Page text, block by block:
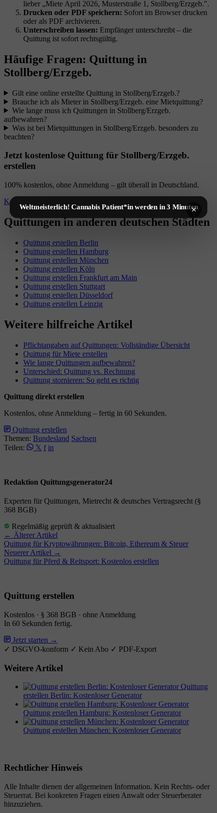
lieber „Miete April 2026, Musterstraße 1, Stollberg/Erzgeb.".
Drucken oder PDF speichern: Sofort im Browser drucken
oder als PDF archivieren.
Unterschreiben lassen: Empfänger unterschreibt – die
Quittung ist sofort rechtsgültig.
Häufige Fragen: Quittung in
Stollberg/Erzgeb.
Gilt eine online erstellte Quittung in Stollberg/Erzgeb.?
Brauche ich als Mieter in Stollberg/Erzgeb. eine Mietquittung?
Wie lange muss ich Quittungen in Stollberg/Erzgeb.
aufbewahren?
Was ist bei Mietquittungen in Stollberg/Erzgeb. besonders zu
beachten?
Jetzt kostenlose Quittung für Stollberg/Erzgeb.
erstellen
100% kostenlos, ohne Anmeldung – gilt überall in Deutschland.
Kostenloser Quittungsgenerator →
Quittungen in anderen deutschen Städten
Quittung erstellen Berlin
Quittung erstellen Hamburg
Quittung erstellen München
Quittung erstellen Köln
Quittung erstellen Frankfurt am Main
Quittung erstellen Stuttgart
Quittung erstellen Düsseldorf
Quittung erstellen Leipzig
Weitere hilfreiche Artikel
Pflichtangaben auf Quittungen: Vollständige Übersicht
Quittung für Miete erstellen
Wie lange Quittungen aufbewahren?
Unterschied: Quittung vs. Rechnung
Quittung stornieren: So geht es richtig
Quittung direkt erstellen
Kostenlos, ohne Anmeldung – fertig in 60 Sekunden.
Quittung erstellen
Themen: Bundesland Sachsen
Teilen:
𝕏 f in
Redaktion Quittungsgenerator24
Experten für Quittungen, Mietrecht & deutsches Vertragsrecht (§
368 BGB)
Regelmäßig geprüft & aktualisiert
← Älterer Artikel
Quittung für Kryptowährungen: Bitcoin, Ethereum & Steuer
Neuerer Artikel →
Quittung für Pferd & Reitsport: Kostenlos erstellen
Quittung erstellen
Kostenlos · § 368 BGB · ohne Anmeldung
In 60 Sekunden fertig.
Jetzt starten →
✓ DSGVO-konform ✓ Kein Abo ✓ PDF-Export
Weitere Artikel
Quittung
erstellen Berlin: Kostenloser Generator
Quittung erstellen Hamburg: Kostenloser Generator
Quittung erstellen München: Kostenloser Generator
Rechtlicher Hinweis
Alle Inhalte dienen der allgemeinen Information. Kein Rechts- oder
Steuerrat. Bei konkreten Fragen einen Anwalt oder Steuerberater
hinzuziehen.
Weltmeisterlich! Cannabis Patient*in werden in 3 Minuten
×